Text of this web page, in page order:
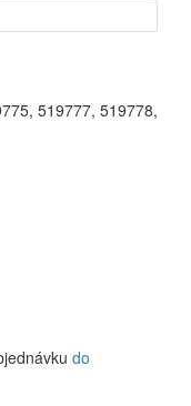
, 519777, 519778,
do